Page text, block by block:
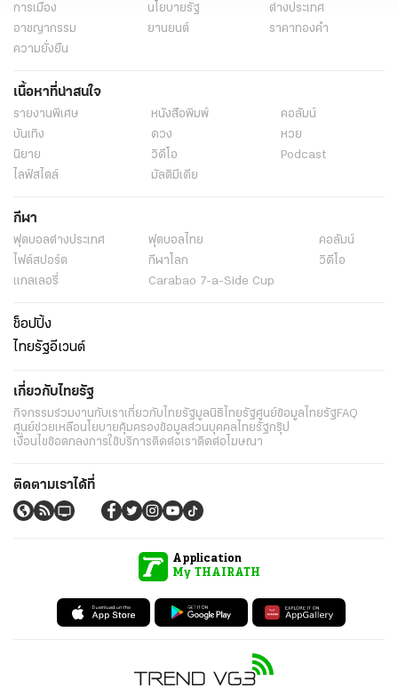
การเมือง
นโยบายรัฐ
ต่างประเทศ
อาชญากรรม
ยานยนต์
ราคาทองคำ
ความยั่งยืน
เนื้อหาที่น่าสนใจ
รายงานพิเศษ หนังสือพิมพ์
คอลัมน์
บันเทิง
ดวง
หวย
นิยาย
วิดีโอ
Podcast
ไลฟ์สไตล์
มัลติมีเดีย
กีฬา
ฟุตบอลต่่างประเทศ ฟุตบอลไทย
คอลัมน์
ไฟต์สปอร์ต
กีฬาโลก
วิดีโอ
แกลเลอรี่
Carabao 7-a-Side Cup
ช็อปปิ้ง
ไทยรัฐอีเวนต์
เกี่ยวกับไทยรัฐ
กิจกรรมร่วมงานกับเราเกี่ยวกับไทยรัฐมูลนิธิไทยรัฐศูนย์ข้อมูลไทยรัฐ FAQ
ศูนย์ช่วยเหลือนโยบายคุ้มครองข้อมูลส่วนบุคคลไทยรัฐกรุ๊ป
เงื่อนไขข้อตกลงการใช้บริการติดต่อเราติดต่อโฆษณา
ติดตามเราได้ที่
Application
My THAIRATH